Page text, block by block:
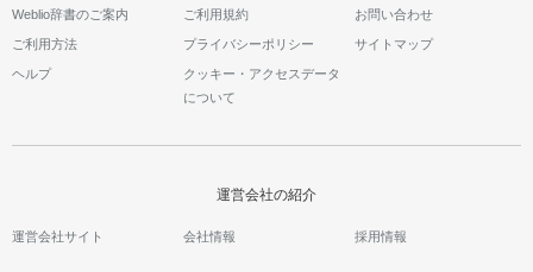
Weblio辞書のご案内 ご利用規約 お問い合わせ
ご利用方法 プライバシーポリシー サイトマップ
ヘルプ
クッキー・アクセスデータ
について
運営会社の紹介
運営会社サイト 会社情報 採用情報